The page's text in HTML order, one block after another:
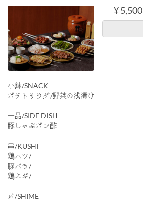
¥ 5,500
小鉢/SNACK
ポテトサラダ/野菜の浅漬け
一品/SIDE DISH
豚しゃぶポン酢
串/KUSHI
鶏ハツ/
豚バラ/
鶏ネギ/
〆/SHIME